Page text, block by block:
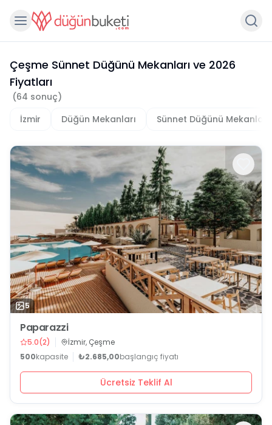
Çeşme Sünnet Düğünü Mekanları ve 2026
Fiyatları
(64 sonuç)
İzmir
Düğün Mekanları Sünnet Düğünü Mekanları
5
Paparazzi
5.0(2)
İzmir, Çeşme
500kapasite ₺2.685,00başlangıç fiyatı
Ücretsiz Teklif Al